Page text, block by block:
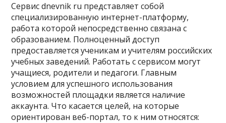
Сервис dnevnik ru представляет собой
специализированную интернет-платформу,
работа которой непосредственно связана с
образованием. Полноценный доступ
предоставляется ученикам и учителям российских
учебных заведений. Работать с сервисом могут
учащиеся, родители и педагоги. Главным
условием для успешного использования
возможностей площадки является наличие
аккаунта. Что касается целей, на которые
ориентирован веб-портал, то к ним относятся: